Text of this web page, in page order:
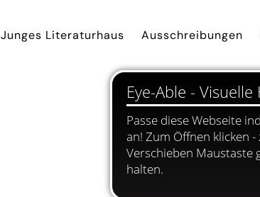
Junges Literaturhaus Ausschreibungen